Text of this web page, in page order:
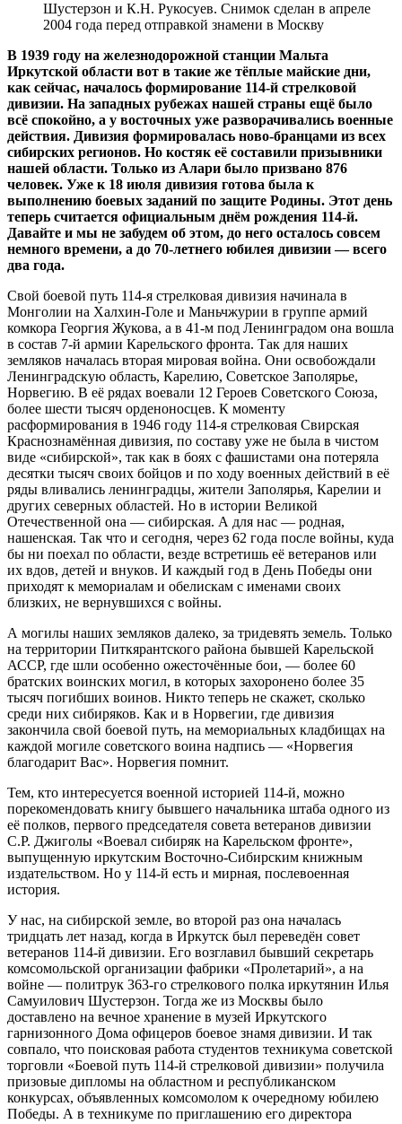
Шустерзон и К.Н. Рукосуев. Снимок сделан в апреле
2004 года перед отправкой знамени в Москву
В 1939 году на железнодорожной станции Мальта
Иркутской области вот в такие же тёплые майские дни,
как сейчас, началось формирование 114-й стрелковой
дивизии. На западных рубежах нашей страны ещё было
всё спокойно, а у восточных уже разворачивались военные
действия. Дивизия формировалась ново-бранцами из всех
сибирских регионов. Но костяк её составили призывники
нашей области. Только из Алари было призвано 876
человек. Уже к 18 июля дивизия готова была к
выполнению боевых заданий по защите Родины. Этот день
теперь считается официальным днём рождения 114-й.
Давайте и мы не забудем об этом, до него осталось совсем
немного времени, а до 70-летнего юбилея дивизии — всего
два года.
Свой боевой путь 114-я стрелковая дивизия начинала в
Монголии на Халхин-Голе и Маньчжурии в группе армий
комкора Георгия Жукова, а в 41-м под Ленинградом она вошла
в состав 7-й армии Карельского фронта. Так для наших
земляков началась вторая мировая война. Они освобождали
Ленинградскую область, Карелию, Советское Заполярье,
Норвегию. В её рядах воевали 12 Героев Советского Союза,
более шести тысяч орденоносцев. К моменту
расформирования в 1946 году 114-я стрелковая Свирская
Краснознамённая дивизия, по составу уже не была в чистом
виде «сибирской», так как в боях с фашистами она потеряла
десятки тысяч своих бойцов и по ходу военных действий в её
ряды вливались ленинградцы, жители Заполярья, Карелии и
других северных областей. Но в истории Великой
Отечественной она — сибирская. А для нас — родная,
нашенская. Так что и сегодня, через 62 года после войны, куда
бы ни поехал по области, везде встретишь её ветеранов или
их вдов, детей и внуков. И каждый год в День Победы они
приходят к мемориалам и обелискам с именами своих
близких, не вернувшихся с войны.
А могилы наших земляков далеко, за тридевять земель. Только
на территории Питкярантского района бывшей Карельской
АССР, где шли особенно ожесточённые бои, — более 60
братских воинских могил, в которых захоронено более 35
тысяч погибших воинов. Никто теперь не скажет, сколько
среди них сибиряков. Как и в Норвегии, где дивизия
закончила свой боевой путь, на мемориальных кладбищах на
каждой могиле советского воина надпись — «Норвегия
благодарит Вас». Норвегия помнит.
Тем, кто интересуется военной историей 114-й, можно
порекомендовать книгу бывшего начальника штаба одного из
её полков, первого председателя совета ветеранов дивизии
С.Р. Джиголы «Воевал сибиряк на Карельском фронте»,
выпущенную иркутским Восточно-Сибирским книжным
издательством. Но у 114-й есть и мирная, послевоенная
история.
У нас, на сибирской земле, во второй раз она началась
тридцать лет назад, когда в Иркутск был переведён совет
ветеранов 114-й дивизии. Его возглавил бывший секретарь
комсомольской организации фабрики «Пролетарий», а на
войне — политрук 363-го стрелкового полка иркутянин Илья
Самуилович Шустерзон. Тогда же из Москвы было
доставлено на вечное хранение в музей Иркутского
гарнизонного Дома офицеров боевое знамя дивизии. И так
совпало, что поисковая работа студентов техникума советской
торговли «Боевой путь 114-й стрелковой дивизии» получила
призовые дипломы на областном и республиканском
конкурсах, объявленных комсомолом к очередному юбилею
Победы. А в техникуме по приглашению его директора